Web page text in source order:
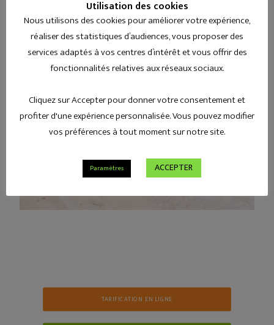
TARIFICATION EN LIGNE
Utilisation des cookies
Nous utilisons des cookies pour améliorer votre expérience,
réaliser des statistiques d’audiences, vous proposer des
services adaptés à vos centres d’intérêt et vous offrir des
fonctionnalités relatives aux réseaux sociaux.
Cliquez sur Accepter pour donner votre consentement et
profiter d'une expérience personnalisée. Vous pouvez modifier
vos préférences à tout moment sur notre site.
Paramètres ACCEPTER